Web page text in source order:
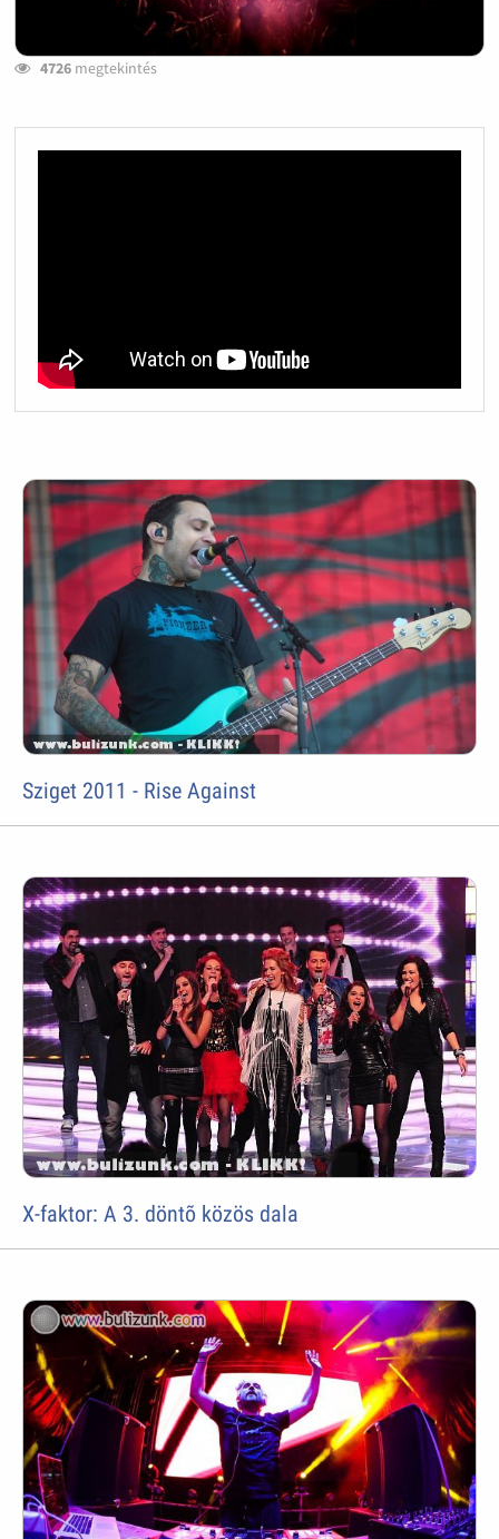
4726megtekintés
Sziget 2011 - Rise Against
X-faktor: A 3. döntõ közös dala